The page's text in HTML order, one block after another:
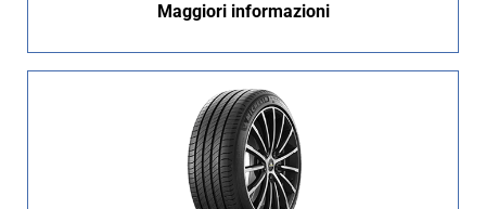
Maggiori informazioni